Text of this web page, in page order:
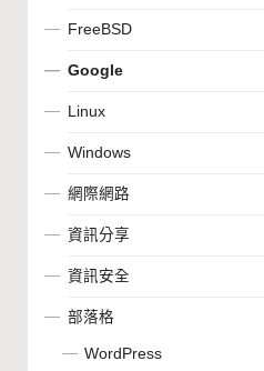
FreeBSD
Google
Linux
Windows
網際網路
資訊分享
資訊安全
部落格
WordPress